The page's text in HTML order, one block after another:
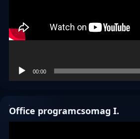
00:00
Office programcsomag I.